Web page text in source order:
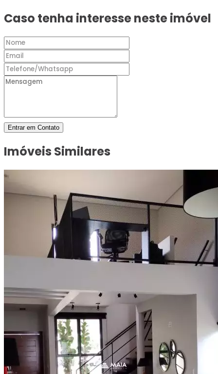
Caso tenha interesse neste imóvel
Entrar em Contato
Imóveis Similares